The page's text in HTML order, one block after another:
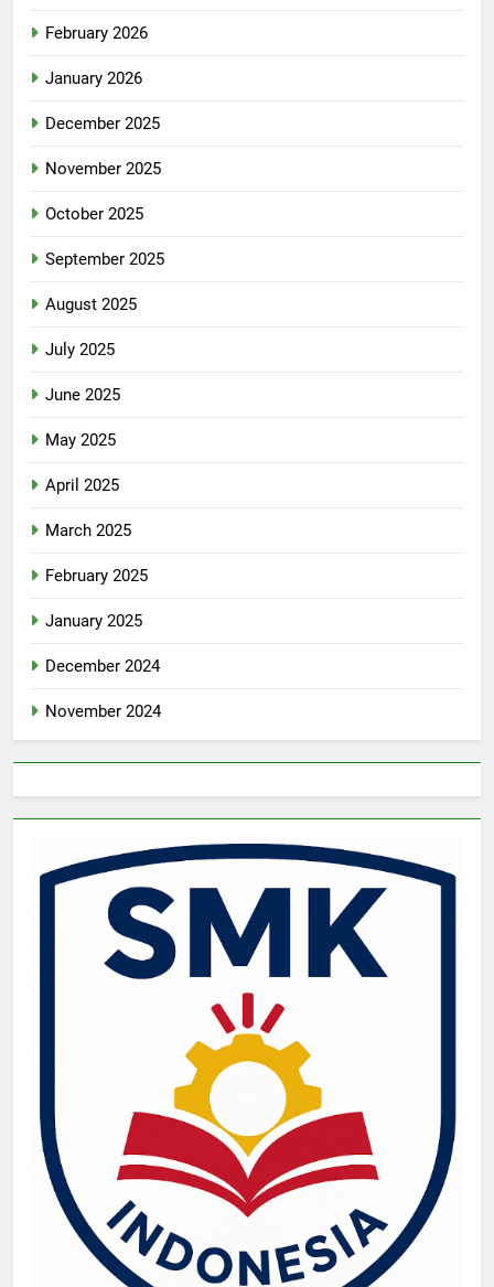
February 2026
January 2026
December 2025
November 2025
October 2025
September 2025
August 2025
July 2025
June 2025
May 2025
April 2025
March 2025
February 2025
January 2025
December 2024
November 2024